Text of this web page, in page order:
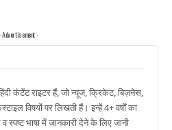
- Advertisement -
कंटेंट राइटर हैं, जो न्यूज, क्रिकेट, बिज़नेस,
विषयों पर लिखती हैं। इन्हें 4+ वर्षों का
भाषा में जानकारी देने के लिए जानी